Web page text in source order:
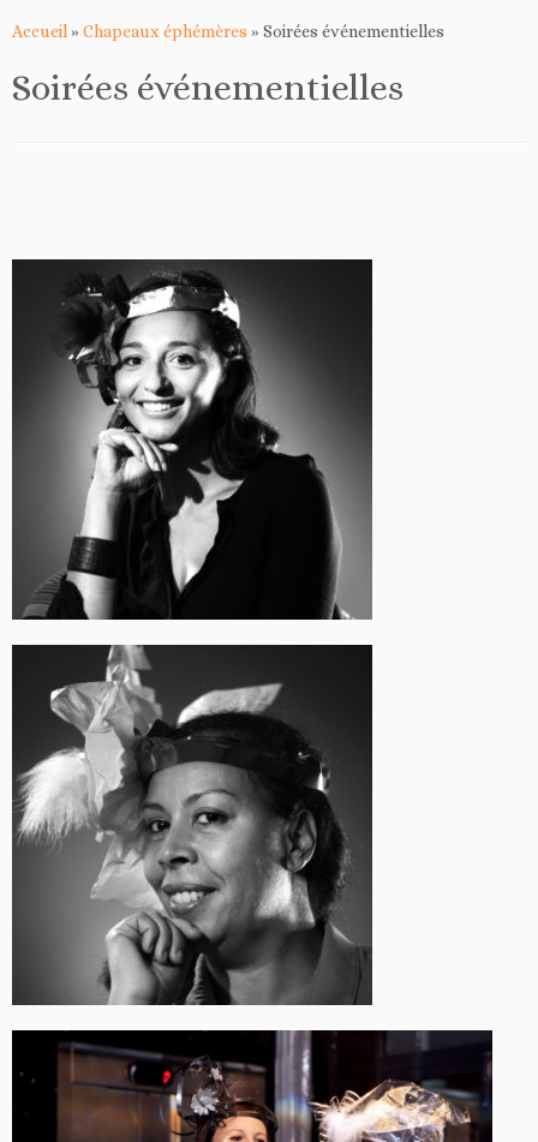
Accueil » Chapeaux éphémères » Soirées événementielles
Soirées événementielles